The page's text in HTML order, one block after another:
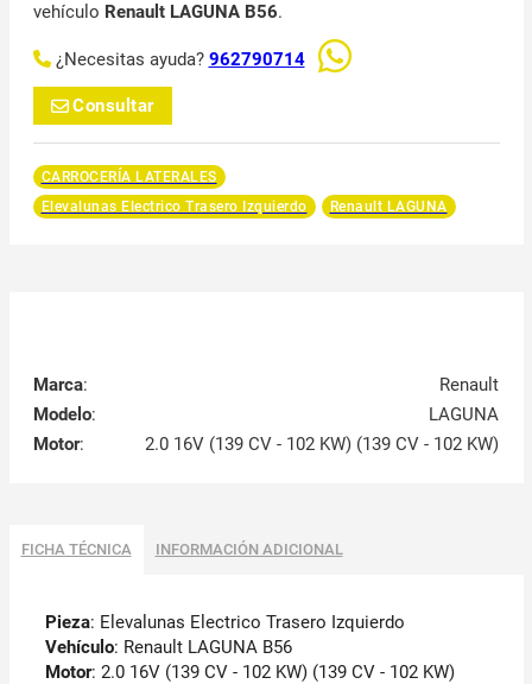
vehículo Renault LAGUNA B56.
¿Necesitas ayuda? 962790714
Consultar
CARROCERÍA LATERALES
Elevalunas Electrico Trasero Izquierdo
Renault LAGUNA
Marca:
Renault
Modelo:
LAGUNA
Motor: 2.0 16V (139 CV - 102 KW) (139 CV - 102 KW)
FICHA TÉCNICA INFORMACIÓN ADICIONAL
Pieza: Elevalunas Electrico Trasero Izquierdo
Vehículo: Renault LAGUNA B56
Motor: 2.0 16V (139 CV - 102 KW) (139 CV - 102 KW)